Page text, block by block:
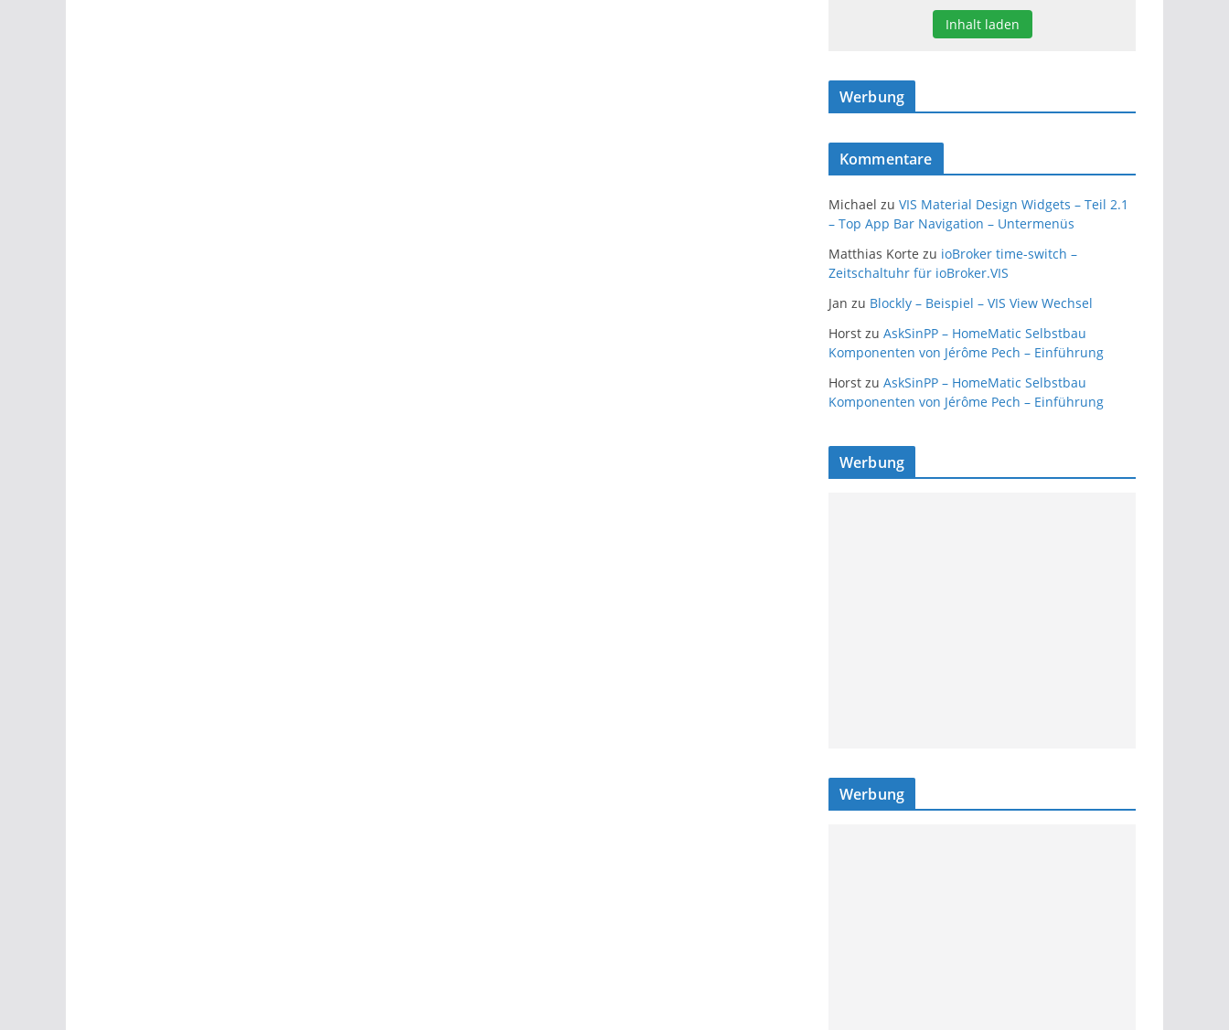
Inhalt laden
Werbung
Kommentare
Michael zu VIS Material Design Widgets – Teil 2.1
– Top App Bar Navigation – Untermenüs
Matthias Korte zu ioBroker time-switch –
Zeitschaltuhr für ioBroker.VIS
Jan zu Blockly – Beispiel – VIS View Wechsel
Horst zu AskSinPP – HomeMatic Selbstbau
Komponenten von Jérôme Pech – Einführung
Horst zu AskSinPP – HomeMatic Selbstbau
Komponenten von Jérôme Pech – Einführung
Werbung
Werbung